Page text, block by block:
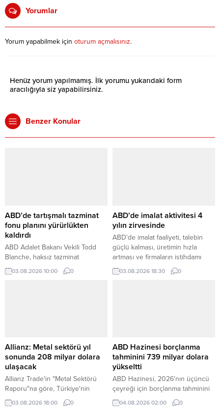
Yorumlar
Yorum yapabilmek için oturum açmalısınız.
Henüz yorum yapılmamış. İlk yorumu yukarıdaki form
aracılığıyla siz yapabilirsiniz.
Benzer Konular
ABD’de tartışmalı tazminat
fonu planını yürürlükten
kaldırdı
ABD Adalet Bakanı Vekili Todd
Blanche, haksız tazminat
sağlayabileceği gerekçesiyle
eleştirilen 1,8 milyar dolarlık
03.08.2026 10:00 0
ABD’de imalat aktivitesi 4
yılın zirvesinde
ABD'de imalat faaliyeti, talebin
güçlü kalması, üretimin hızla
artması ve firmaların istihdamı
artırmasıyla birlikte Temmuz
ayında son dört yılı aşkın sürenin
03.08.2026 18:30 0
Allianz: Metal sektörü yıl
sonunda 208 milyar dolara
ulaşacak
Allianz Trade'in "Metal Sektörü
Raporu"na göre, Türkiye'nin
temel metaller ve metal ürünleri
sektörünün, küresel talepteki
03.08.2026 18:00 0
ABD Hazinesi borçlanma
tahminini 739 milyar dolara
yükseltti
ABD Hazinesi, 2026'nın üçüncü
çeyreği için borçlanma tahminini
68 milyar dolar artırarak 739
milyar dolara yükseltti.
04.08.2026 02:00 0